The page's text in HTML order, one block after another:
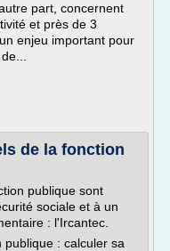
part, concernent
et près de 3
enjeu important pour
de la fonction
publique sont
sociale et à un
: l'Ircantec.
: calculer sa